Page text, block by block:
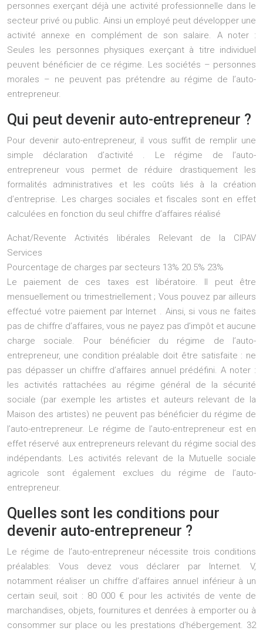
personnes exerçant déjà une activité professionnelle dans le
secteur privé ou public. Ainsi un employé peut développer une
activité annexe en complément de son salaire. A noter :
Seules les personnes physiques exerçant à titre individuel
peuvent bénéficier de ce régime. Les sociétés – personnes
morales – ne peuvent pas prétendre au régime de l’auto-
entrepreneur.
Qui peut devenir auto-entrepreneur ?
Pour devenir auto-entrepreneur, il vous suffit de remplir une
simple déclaration d’activité . Le régime de l’auto-
entrepreneur vous permet de réduire drastiquement les
formalités administratives et les coûts liés à la création
d’entreprise. Les charges sociales et fiscales sont en effet
calculées en fonction du seul chiffre d’affaires réalisé
Achat/Revente Activités libérales Relevant de la CIPAV
Services
Pourcentage de charges par secteurs 13% 20.5% 23%
Le paiement de ces taxes est libératoire. Il peut être
mensuellement ou trimestriellement ; Vous pouvez par ailleurs
effectué votre paiement par Internet . Ainsi, si vous ne faites
pas de chiffre d’affaires, vous ne payez pas d’impôt et aucune
charge sociale. Pour bénéficier du régime de l’auto-
entrepreneur, une condition préalable doit être satisfaite : ne
pas dépasser un chiffre d’affaires annuel prédéfini. A noter :
les activités rattachées au régime général de la sécurité
sociale (par exemple les artistes et auteurs relevant de la
Maison des artistes) ne peuvent pas bénéficier du régime de
l’auto-entrepreneur. Le régime de l’auto-entrepreneur est en
effet réservé aux entrepreneurs relevant du régime social des
indépendants. Les activités relevant de la Mutuelle sociale
agricole sont également exclues du régime de l’auto-
entrepreneur.
Quelles sont les conditions pour
devenir auto-entrepreneur ?
Le régime de l’auto-entrepreneur nécessite trois conditions
préalables: Vous devez vous déclarer par Internet. V,
notamment réaliser un chiffre d’affaires annuel inférieur à un
certain seuil, soit : 80 000 € pour les activités de vente de
marchandises, objets, fournitures et denrées à emporter ou à
consommer sur place ou les prestations d’hébergement. 32